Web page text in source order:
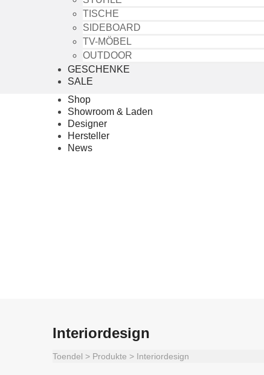
TISCHE
SIDEBOARD
TV-MÖBEL
OUTDOOR
GESCHENKE
SALE
Shop
Showroom & Laden
Designer
Hersteller
News
Interiordesign
Toendel > Produkte > Interiordesign